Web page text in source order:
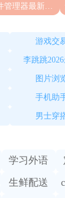
游戏交
李跳跳
图片浏
手机助
男士穿
学习外语
生鲜配送